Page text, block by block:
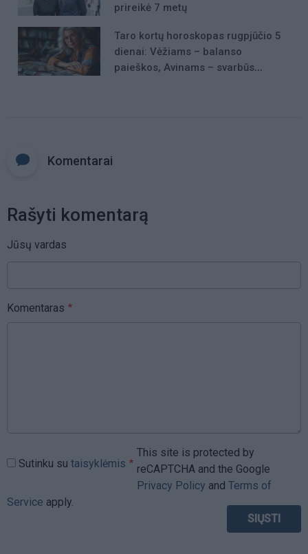
prireikė 7 metų
Taro kortų horoskopas rugpjūčio 5
dienai: Vėžiams – balanso
paieškos, Avinams – svarbūs
Komentarai
Rašyti komentarą
Jūsų vardas
Komentaras
Sutinku su taisyklėmis
This site is protected by
reCAPTCHA and the Google
Privacy Policy and Terms of
Service apply.